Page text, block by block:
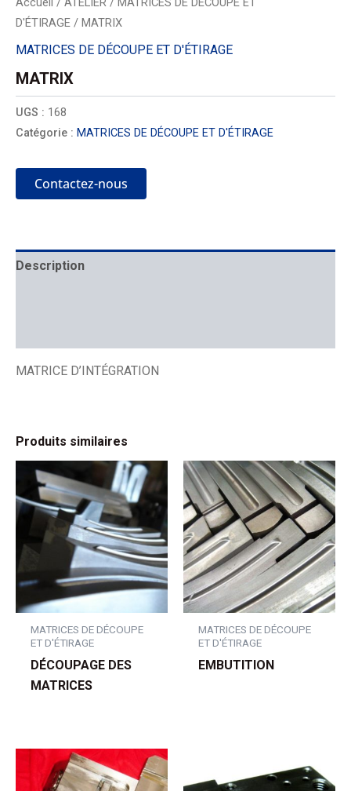
D'ÉTIRAGE / MATRIX
MATRICES DE DÉCOUPE ET D'ÉTIRAGE
MATRIX
UGS : 168
Catégorie : MATRICES DE DÉCOUPE ET D'ÉTIRAGE
Contactez-nous
Description
MATRICE D’INTÉGRATION
Produits similaires
MATRICES DE DÉCOUPE
ET D'ÉTIRAGE
DÉCOUPAGE DES
MATRICES
MATRICES DE DÉCOUPE
ET D'ÉTIRAGE
EMBUTITION